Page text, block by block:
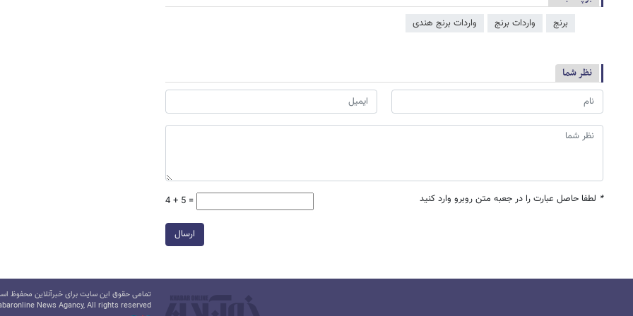
برنج واردات برنج واردات برنج هندی
نظر شما
* لطفا حاصل عبارت را در جعبه متن روبرو وارد کنید 4 + 5 =
ارسال
تمامی حقوق این سایت برای خبرآنلاین محفوظ
News Agancy, All rights reserved